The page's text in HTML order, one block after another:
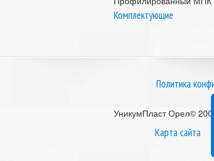
Комплектующие
Политика
УникумПласт Орел©
Карта сайта